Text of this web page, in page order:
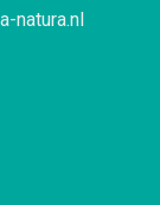
natura.nl